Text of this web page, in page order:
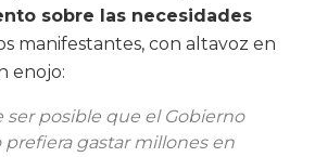
sobre las necesidades
manifestantes, con altavoz en
enojo:
ser posible que el Gobierno
prefiera gastar millones en